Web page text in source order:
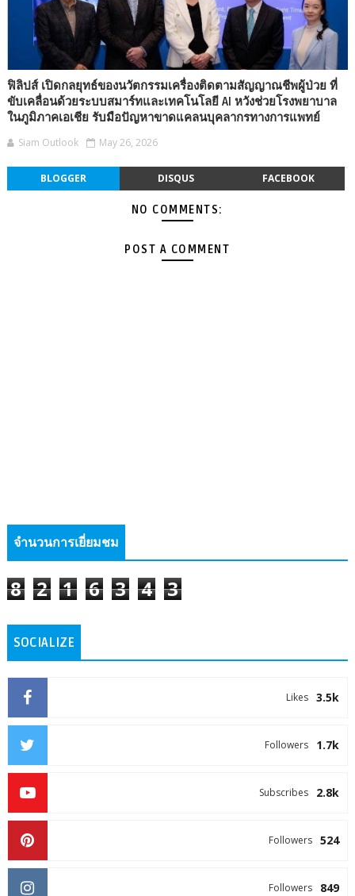
ฟิลิปส์ เปิดกลยุทธ์ของนวัตกรรมเครื่องติดตามสัญญาณชีพผู้ป่วย ที่
ขับเคลื่อนด้วยระบบสมาร์ทและเทคโนโลยี AI หวังช่วยโรงพยาบาล
ในภูมิภาคเอเชีย รับมือปัญหาขาดแคลนบุคลากรทางการแพทย์
Siam Outlook May 26, 2026
BLOGGER DISQUS FACEBOOK
NO COMMENTS:
POST A COMMENT
จำนวนการเยี่ยมชม
8 2 1 6 3 4 3
SOCIALIZE
3.5k
Likes
1.7k
Followers
2.8k
Subscribes
524
Followers
849
Followers